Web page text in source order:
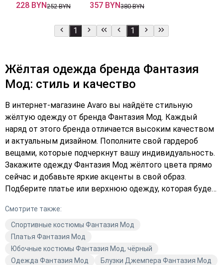
228 BYN252 BYN 357 BYN380 BYN
1 1
Жёлтая одежда бренда Фантазия
Мод: стиль и качество
В интернет-магазине Avaro вы найдёте стильную
жёлтую одежду от бренда Фантазия Мод. Каждый
наряд от этого бренда отличается высоким качеством
и актуальным дизайном. Пополните свой гардероб
вещами, которые подчеркнут вашу индивидуальность.
Закажите одежду Фантазия Мод жёлтого цвета прямо
сейчас и добавьте яркие акценты в свой образ.
Подберите платье или верхнюю одежду, которая будет
купить качественную моду по выгодной цене.
Выберите в каталоге Avaro и оформите заказ уже
сегодня!
Смотрите также:
Спортивные костюмы Фантазия Мод
Платья Фантазия Мод
Юбочные костюмы Фантазия Мод, чёрный
Одежда Фантазия Мод
Блузки Джемпера Фантазия Мод